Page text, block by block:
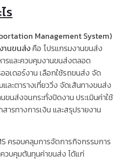
ร
Management System)
านขนส่งคือ โปรแกรมงานขนส่ง
รและควบคุมงานขนส่งตลอด
อเดอร์งาน เลือกใช้รถขนส่ง จัด
ละตารางเที่ยววิ่ง จัดเส้นทางขนส่ง
นส่งจนกระทั่งปิดงาน ประเมินค่าใช้
ารทางการเงิน และสรุปรายงาน
ครอบคลุมการจัดการกิจกรรมการ
วบคุมต้นทุนค่าขนส่ง ได้แก่